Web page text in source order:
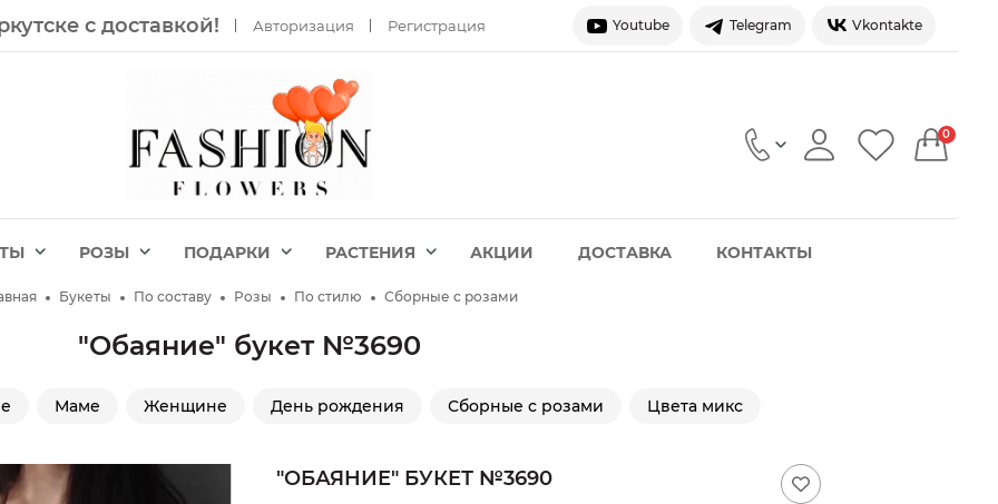
с доставкой! Авторизация Регистрация Youtube Telegram Vkontakte
0
РОЗЫ ПОДАРКИ РАСТЕНИЯ АКЦИИ ДОСТАВКА КОНТАКТЫ
Букеты По составу Розы По стилю Сборные с розами
"Обаяние" букет №3690
Маме Женщине День рождения Сборные с розами Цвета микс
"ОБАЯНИЕ" БУКЕТ №3690